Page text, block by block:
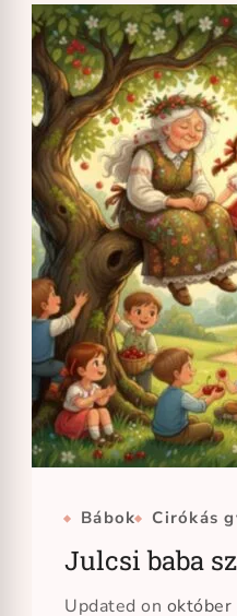
Bábok Cirókás
Julcsi baba
Updated on